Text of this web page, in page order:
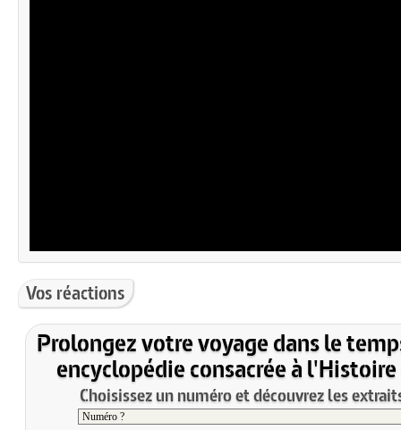
Vos réactions
Prolongez votre voyage dans le
encyclopédie consacrée à l'Histoire
Choisissez un numéro et découvrez les